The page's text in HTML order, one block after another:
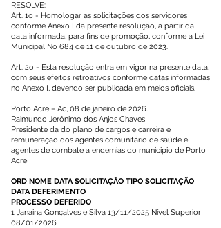
RESOLVE:
Art. 1o - Homologar as solicitações dos servidores
conforme Anexo I da presente resolução, a partir da
data informada, para fins de promoção, conforme a Lei
Municipal No 684 de 11 de outubro de 2023.
Art. 2o - Esta resolução entra em vigor na presente data,
com seus efeitos retroativos conforme datas informadas
no Anexo I, devendo ser publicada em meios oficiais.
Porto Acre – Ac, 08 de janeiro de 2026.
Raimundo Jerônimo dos Anjos Chaves
Presidente da do plano de cargos e carreira e
remuneração dos agentes comunitário de saúde e
agentes de combate a endemias do municipio de Porto
Acre
ORD NOME DATA SOLICITAÇÃO TIPO SOLICITAÇÃO
DATA DEFERIMENTO
PROCESSO DEFERIDO
1 Janaina Gonçalves e Silva 13/11/2025 Nível Superior
08/01/2026